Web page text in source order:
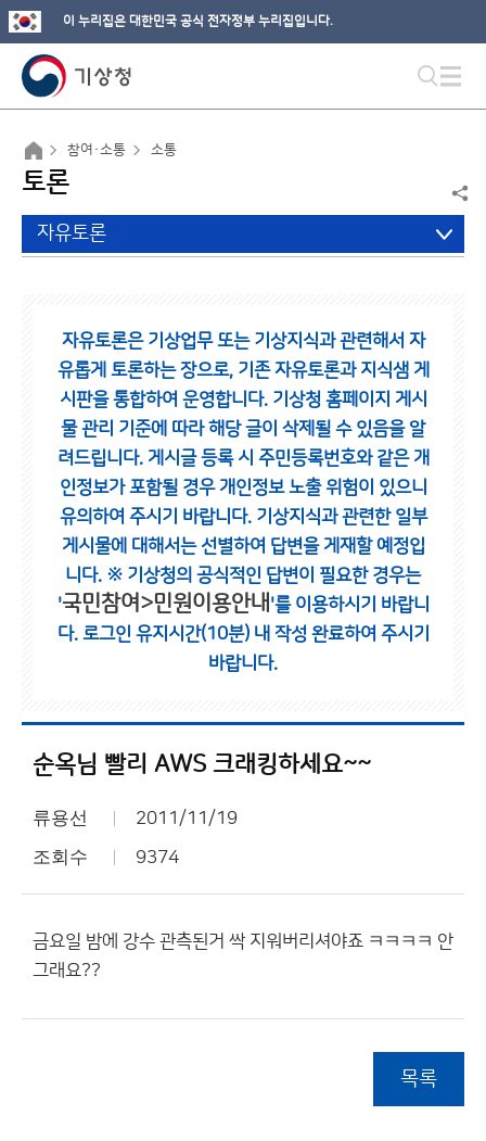
이 누리집은 대한민국 공식 전자정부 누리집입니다.
참여·소통 소통
토론
자유토론
자유토론은 기상업무 또는 기상지식과 관련해서 자
유롭게 토론하는 장으로, 기존 자유토론과 지식샘 게
시판을 통합하여 운영합니다. 기상청 홈페이지 게시
물 관리 기준에 따라 해당 글이 삭제될 수 있음을 알
려드립니다. 게시글 등록 시 주민등록번호와 같은 개
인정보가 포함될 경우 개인정보 노출 위험이 있으니
유의하여 주시기 바랍니다. 기상지식과 관련한 일부
게시물에 대해서는 선별하여 답변을 게재할 예정입
니다. ※ 기상청의 공식적인 답변이 필요한 경우는
'국민참여>민원이용안내 '를 이용하시기 바랍니
다. 로그인 유지시간(10분) 내 작성 완료하여 주시기
바랍니다.
순옥님 빨리 AWS 크래킹하세요~~
류용선 2011/11/19
조회수 9374
금요일 밤에 강수 관측된거 싹 지워버리셔야죠 ㅋㅋㅋㅋ 안
그래요??
목록